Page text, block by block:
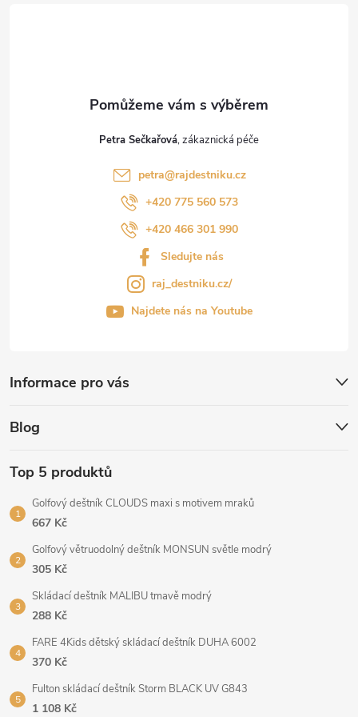
Informace pro vás
Blog
Top 5 produktů
Golfový deštník CLOUDS maxi s motivem mraků
667 Kč
Golfový větruodolný deštník MONSUN světle modrý
305 Kč
Skládací deštník MALIBU tmavě modrý
288 Kč
FARE 4Kids dětský skládací deštník DUHA 6002
370 Kč
Fulton skládací deštník Storm BLACK UV G843
1 108 Kč
Petra Sečkařová
petra@rajdestniku.cz
+420 775 560 573
+420 466 301 990
Sledujte nás
raj_destniku.cz/
Najdete nás na Youtube